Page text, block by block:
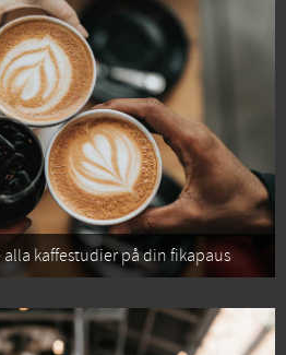
alla kaffestudier på din fikapaus